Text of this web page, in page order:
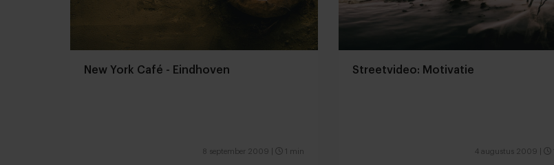
New York Café - Eindhoven
8 september 2009 1 min
Streetvideo: Motivatie
4 augustus 2009